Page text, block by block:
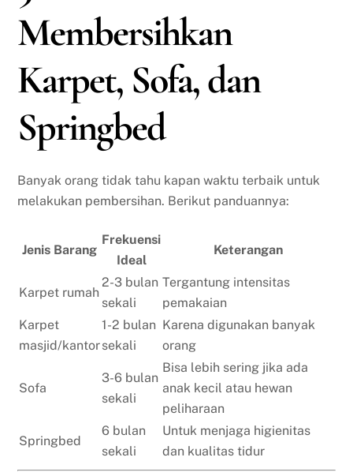
Membersihkan
Karpet, Sofa, dan
Springbed
Banyak orang tidak tahu kapan waktu terbaik untuk
melakukan pembersihan. Berikut panduannya:
Jenis Barang
Frekuensi
Ideal
Keterangan
Karpet rumah
2-3 bulan
sekali
Tergantung intensitas
pemakaian
Karpet
masjid/kantor
1-2 bulan
sekali
Karena digunakan banyak
orang
Sofa
3-6 bulan
sekali
Bisa lebih sering jika ada
anak kecil atau hewan
peliharaan
Springbed
6 bulan
sekali
Untuk menjaga higienitas
dan kualitas tidur